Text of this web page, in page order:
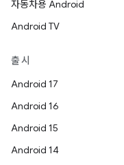
자동차용 Android
Android TV
출시
Android 17
Android 16
Android 15
Android 14